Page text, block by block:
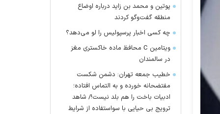
پوتین و محمد بن زاید درباره اوضاع
منطقه گفت‌وگو کردند
چه کسی اخبار پرسپولیس را لو می‌دهد؟
ویتامین C محافظ ماده خاکستری مغز
در سالمندان
خطیب جمعه تهران: دشمن شکست
مفتضحانه خورده و به التماس افتاده؛
ادبیات باخت را هم بلد نیست!/ شاهد
ترویج بی حیایی با سواستفاده از شرایط